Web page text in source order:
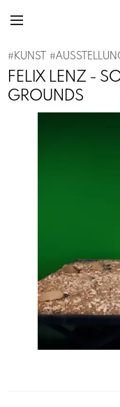
#KUNST #
FELIX LENZ -
GROUNDS